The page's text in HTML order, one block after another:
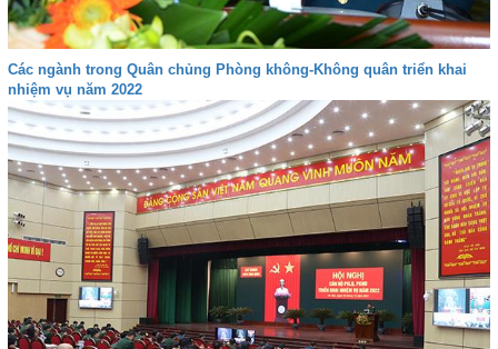
Các ngành trong Quân chủng Phòng không-Không quân triển khai
nhiệm vụ năm 2022